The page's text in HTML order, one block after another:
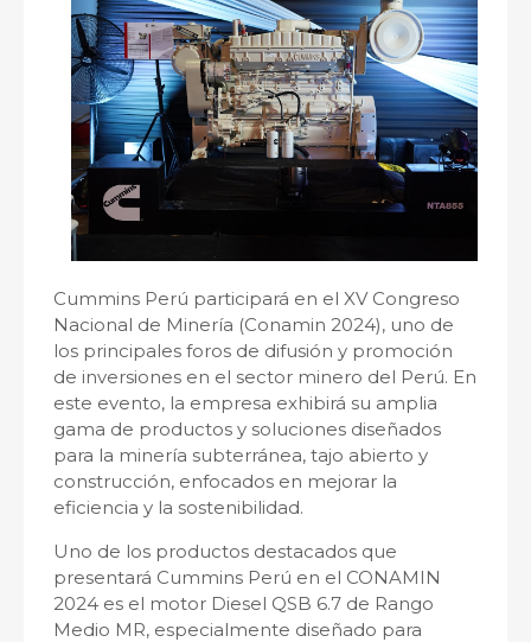
Cummins Perú participará en el XV Congreso
Nacional de Minería (Conamin 2024), uno de
los principales foros de difusión y promoción
de inversiones en el sector minero del Perú. En
este evento, la empresa exhibirá su amplia
gama de productos y soluciones diseñados
para la minería subterránea, tajo abierto y
construcción, enfocados en mejorar la
eficiencia y la sostenibilidad.
Uno de los productos destacados que
presentará Cummins Perú en el CONAMIN
2024 es el motor Diesel QSB 6.7 de Rango
Medio MR, especialmente diseñado para